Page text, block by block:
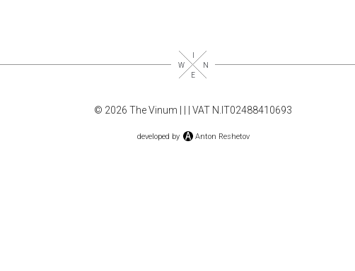
© 2026 The Vinum | | VAT N.IT02488410693
developed by Anton Reshetov